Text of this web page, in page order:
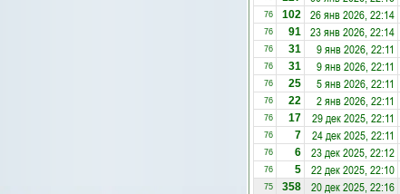
76 102 26 янв 2026, 22:14
76 91 23 янв 2026, 22:14
76 31 9 янв 2026, 22:11
76 31 9 янв 2026, 22:11
76 25 5 янв 2026, 22:11
76 22 2 янв 2026, 22:11
76 17 29 дек 2025, 22:11
76 7 24 дек 2025, 22:11
76 6 23 дек 2025, 22:12
76 5 22 дек 2025, 22:10
75 358 20 дек 2025, 22:16